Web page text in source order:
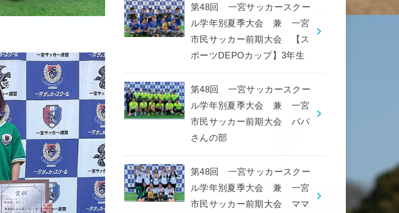
第48回 一宮サッカースクー
ル学年別夏季大会 兼 一宮
市民サッカー前期大会 【ス
ポーツDEPOカップ】3年生
第48回 一宮サッカースクー
ル学年別夏季大会 兼 一宮
市民サッカー前期大会 パパ
さんの部
第48回 一宮サッカースクー
ル学年別夏季大会 兼 一宮
市民サッカー前期大会 ママ